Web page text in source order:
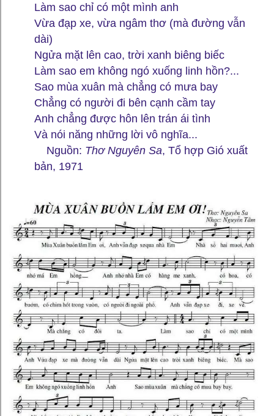
Làm sao chỉ có một mình anh
Vừa đạp xe, vừa ngâm thơ (mà đường vẫn
dài)
Ngửa mặt lên cao, trời xanh biêng biếc
Làm sao em không ngó xuống linh hồn?...
Sao mùa xuân mà chẳng có mưa bay
Chẳng có người đi bên cạnh cầm tay
Anh chẳng được hôn lên trán ái tình
Và nói năng những lời vô nghĩa...
Nguồn: Thơ Nguyên Sa, Tổ hợp Gió xuất
bản, 1971